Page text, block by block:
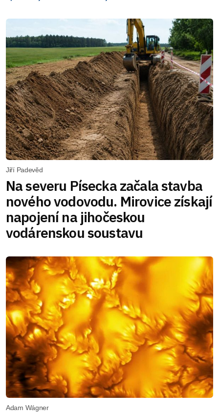
Jiří Padevěd
Na severu Písecka začala stavba
nového vodovodu. Mirovice získají
napojení na jihočeskou
vodárenskou soustavu
Adam Wágner